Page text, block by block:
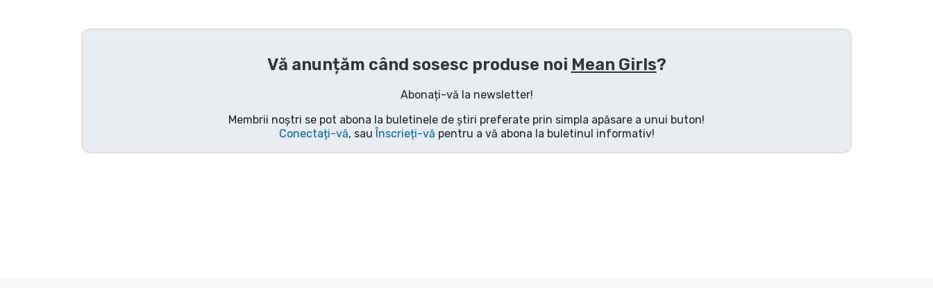
Vă anunțăm când sosesc produse noi Mean Girls?
Abonați-vă la newsletter!
Membrii noștri se pot abona la buletinele de știri preferate prin simpla apăsare a unui buton!
Conectați-vă, sau Înscrieți-vă pentru a vă abona la buletinul informativ!
Sortare după serie